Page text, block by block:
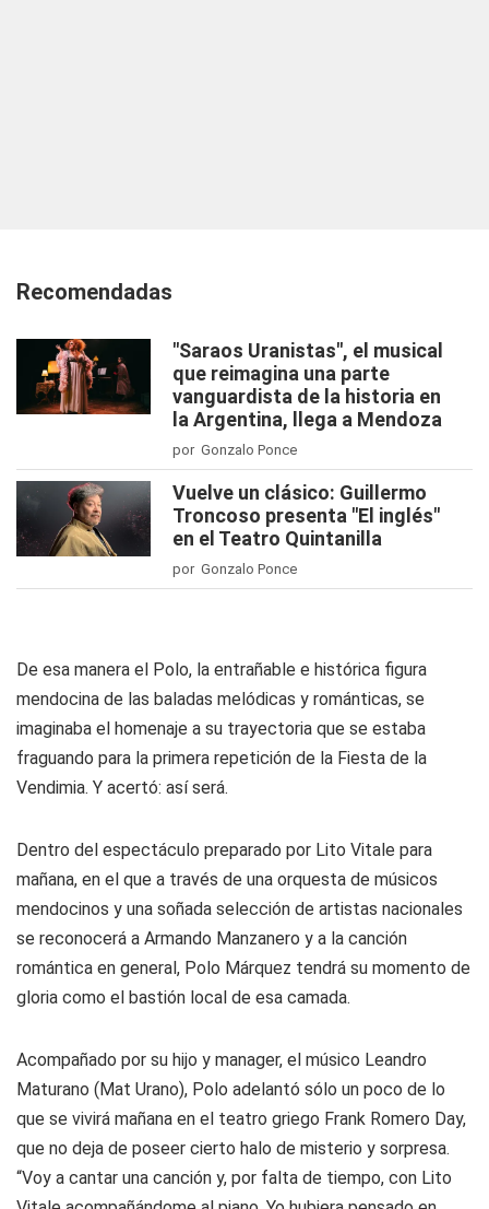
Recomendadas
"Saraos Uranistas", el musical
que reimagina una parte
vanguardista de la historia en
la Argentina, llega a Mendoza
por Gonzalo Ponce
Vuelve un clásico: Guillermo
Troncoso presenta "El inglés"
en el Teatro Quintanilla
por Gonzalo Ponce
De esa manera el Polo, la entrañable e histórica figura
mendocina de las baladas melódicas y románticas, se
imaginaba el homenaje a su trayectoria que se estaba
fraguando para la primera repetición de la Fiesta de la
Vendimia. Y acertó: así será.
Dentro del espectáculo preparado por Lito Vitale para
mañana, en el que a través de una orquesta de músicos
mendocinos y una soñada selección de artistas nacionales
se reconocerá a Armando Manzanero y a la canción
romántica en general, Polo Márquez tendrá su momento de
gloria como el bastión local de esa camada.
Acompañado por su hijo y manager, el músico Leandro
Maturano (Mat Urano), Polo adelantó sólo un poco de lo
que se vivirá mañana en el teatro griego Frank Romero Day,
que no deja de poseer cierto halo de misterio y sorpresa.
“Voy a cantar una canción y, por falta de tiempo, con Lito